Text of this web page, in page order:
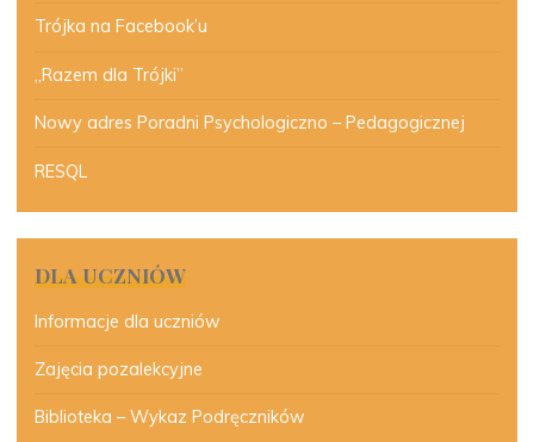
Trójka na Facebook’u
„Razem dla Trójki”
Nowy adres Poradni Psychologiczno – Pedagogicznej
RESQL
DLA UCZNIÓW
Informacje dla uczniów
Zajęcia pozalekcyjne
Biblioteka – Wykaz Podręczników